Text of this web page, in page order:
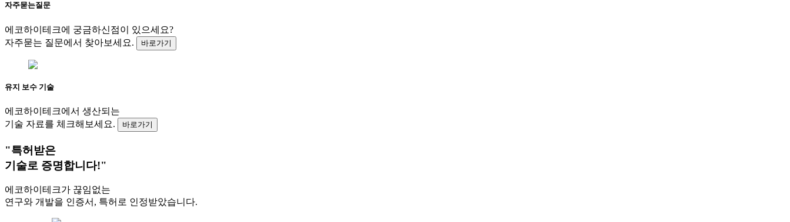
자주묻는질문
에코하이테크에 궁금하신점이 있으세요?
자주묻는 질문에서 찾아보세요.
바로가기
유지 보수 기술
에코하이테크에서 생산되는
기술 자료를 체크해보세요.
바로가기
"특허받은
기술로 증명합니다!"
에코하이테크가 끊임없는
연구와 개발을 인증서, 특허로 인정받았습니다.